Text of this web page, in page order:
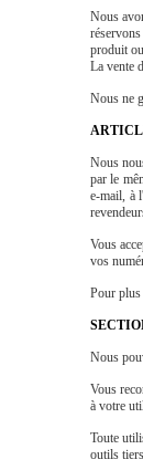
Nous
produit
La vente
Nous ne
Nous
par le
e-mail, à
Vous
vos
Pour plus
Nous
Vous
à votre
Toute
outils